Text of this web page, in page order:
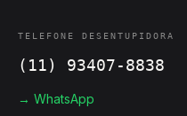
TELEFONE DESENTUPIDORA
(11) 93407-8838
→ WhatsApp